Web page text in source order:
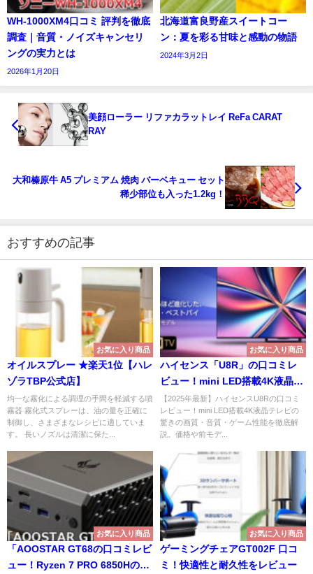
WH-1000XM4口コミ 評判を徹底
調査｜音質・ノイズキャンセリ
ングの実力とは
2026年1月20日
北海道富良野産スイートコー
ン：夏を彩る甘味と感動の物語
2024年3月2日
美顔ローラー リファカラットレイ ReFa CARAT
RAY
大和榛原牛 A5 プレミアム 焼肉 バーベキュー セット
稀少部位も入った1.2kg！
おすすめの記事
お気に入り商品
オイルスプレー ★楽天1位【ハレ
ゾラTBP公式店】
均一な霧化による調理の手間を軽減する噴
霧器 霧化式スプレーは、油の量を正確に
制御し、さまざまなレシピに適していま
す。 長いノズルは清潔に保た...
お気に入り商品
ハイセンス「U8R」の口コミレ
ビュー！mini LED搭載4K液晶テ
レビ！！
【2025年最新】ハイセンスU8Rの口コミ
レビュー！mini LED搭載4K液晶テレビの
驚きの画質・音質・ゲーム性能を徹底解
説。価格や前モデ...
お気に入り商品
「AOOSTAR GT68の口コミレビ
ュー！Ryzen 7 PRO 6850Hの実
お気に入り商品
ゲーミングチェアGT002F 口コ
ミ！快適性と耐久性をレビュー